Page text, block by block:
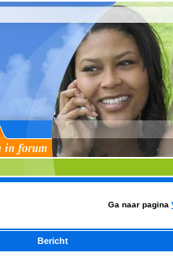
Ga naar pagina
Bericht